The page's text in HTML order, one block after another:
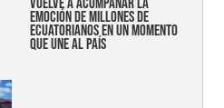
emoción de millones de
ecuatorianos en un momento
que une al país